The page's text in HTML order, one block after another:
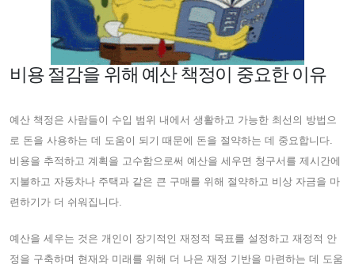
비용 절감을 위해 예산 책정이 중요한 이유
예산 책정은 사람들이 수입 범위 내에서 생활하고 가능한 최선의 방법으
로 돈을 사용하는 데 도움이 되기 때문에 돈을 절약하는 데 중요합니다.
비용을 추적하고 계획을 고수함으로써 예산을 세우면 청구서를 제시간에
지불하고 자동차나 주택과 같은 큰 구매를 위해 절약하고 비상 자금을 마
련하기가 더 쉬워집니다.
예산을 세우는 것은 개인이 장기적인 재정적 목표를 설정하고 재정적 안
정을 구축하며 현재와 미래를 위해 더 나은 재정 기반을 마련하는 데 도움